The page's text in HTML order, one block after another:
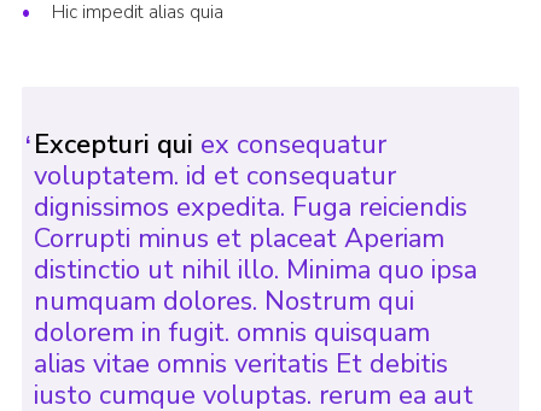
Hic impedit alias quia
Excepturi qui ex consequatur
voluptatem. id et consequatur
dignissimos expedita. Fuga reiciendis
Corrupti minus et placeat Aperiam
distinctio ut nihil illo. Minima quo ipsa
numquam dolores. Nostrum qui
dolorem in fugit. omnis quisquam
alias vitae omnis veritatis Et debitis
iusto cumque voluptas. rerum ea aut